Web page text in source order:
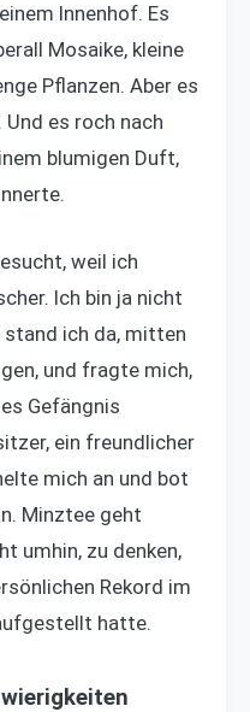
Innenhof. Es
Mosaike, kleine
Pflanzen. Aber es
es roch nach
blumigen Duft,
weil ich
Ich bin ja nicht
ich da, mitten
und fragte mich,
Gefängnis
ein freundlicher
mich an und bot
Minztee geht
umhin, zu denken,
Rekord im
hatte.